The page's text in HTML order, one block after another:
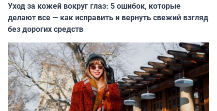
Уход за кожей вокруг глаз: 5 ошибок, которые
делают все — как исправить и вернуть свежий взгляд
без дорогих средств